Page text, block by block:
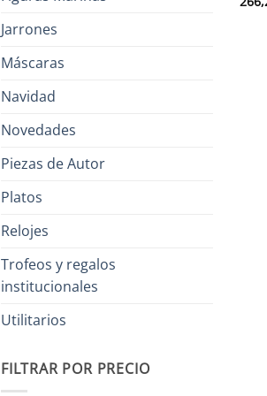
Jarrones
Máscaras
Navidad
Novedades
Piezas de Autor
Platos
Relojes
Trofeos y regalos
institucionales
Utilitarios
FILTRAR POR PRECIO